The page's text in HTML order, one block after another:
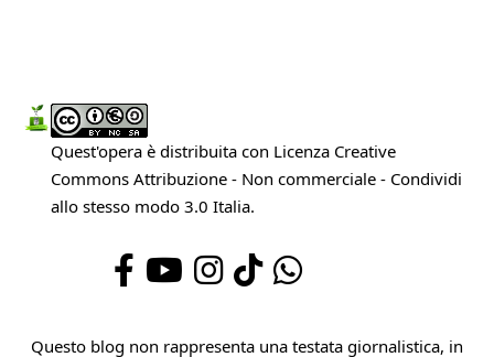
Quest'opera è distribuita con Licenza Creative
Commons Attribuzione - Non commerciale - Condividi
allo stesso modo 3.0 Italia.
Questo blog non rappresenta una testata giornalistica, in